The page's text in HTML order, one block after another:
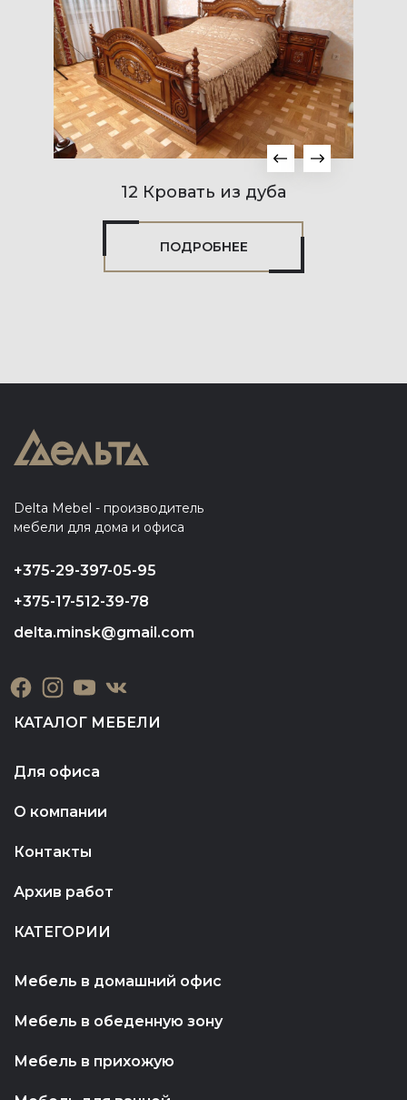
12 Кровать из дуба
ПОДРОБНЕЕ
Delta Mebel - производитель
мебели для дома и офиса
+375-29-397-05-95
+375-17-512-39-78
delta.minsk@gmail.com
КАТАЛОГ МЕБЕЛИ
Для офиса
О компании
Контакты
Архив работ
КАТЕГОРИИ
Мебель в домашний офис
Мебель в обеденную зону
Мебель в прихожую